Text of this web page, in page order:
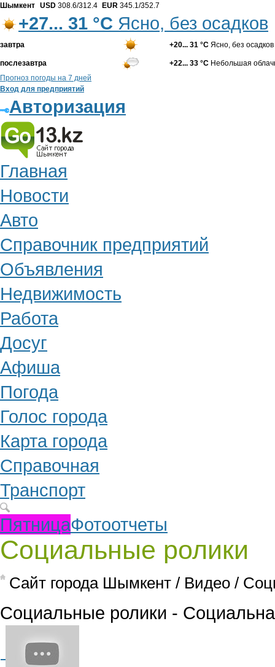
Шымкент USD 308.6/312.4 EUR 345.1/352.7
+27... 31 °С Ясно, без осадков
завтра +20... 31 °С Ясно, без осадков
послезавтра +22... 33 °С Небольшая
Прогноз погоды на 7 дней
Вход для предприятий
Авторизация
Главная
Новости
Авто
Справочник предприятий
Объявления
Недвижимость
Работа
Досуг
Афиша
Погода
Голос города
Карта города
Справочная
Транспорт
ПятницаФотоотчеты
Социальные ролики
Cайт города Шымкент / Видео /
Социальные ролики -